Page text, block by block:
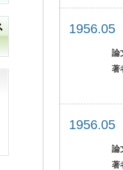
論
著
論
著